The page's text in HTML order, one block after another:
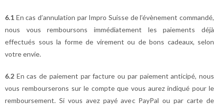
6.1 En cas d’annulation par Impro Suisse de l’évènement commandé,
nous vous remboursons immédiatement les paiements déjà
effectués sous la forme de virement ou de bons cadeaux, selon
votre envie.
6.2 En cas de paiement par facture ou par paiement anticipé, nous
vous rembourserons sur le compte que vous aurez indiqué pour le
remboursement. Si vous avez payé avec PayPal ou par carte de